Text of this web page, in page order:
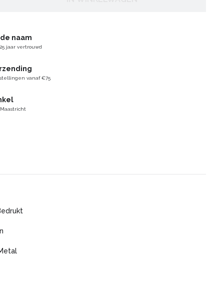
naam
jaar vertrouwd
vanaf €75